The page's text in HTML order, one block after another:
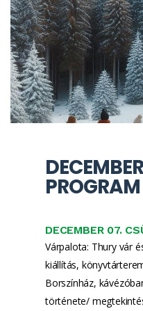
PROGRAM
DECEMBER 07.
Várpalota: Thury vár
kiállítás,
Borszínház,
története/